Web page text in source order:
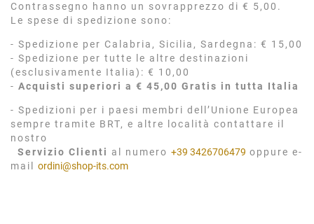
Contrassegno hanno un sovrapprezzo di € 5,00.
Le spese di spedizione sono:
- Spedizione per Calabria, Sicilia, Sardegna: € 15,00
- Spedizione per tutte le altre destinazioni
(esclusivamente Italia): € 10,00
- Acquisti superiori a € 45,00 Gratis in tutta Italia
- Spedizioni per i paesi membri dell’Unione Europea
sempre tramite BRT, e altre località contattare il
nostro
Servizio Clienti al numero +39 3426706479 oppure e-
mail ordini@shop-its.com